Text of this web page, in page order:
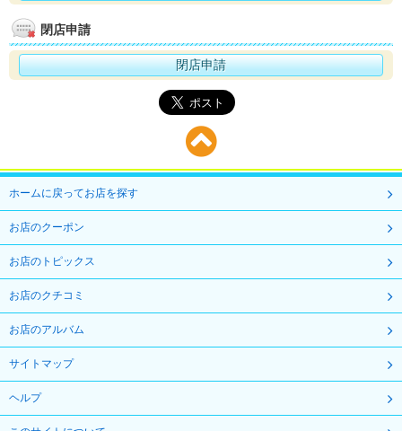
閉店申請
閉店申請
ホームに戻ってお店を探す
お店のクーポン
お店のトピックス
お店のクチコミ
お店のアルバム
サイトマップ
ヘルプ